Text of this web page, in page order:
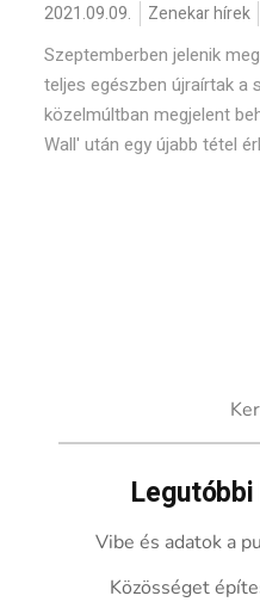
2021.09.09. Zenekar hírek
Szeptemberben jelenik
teljes egészben újraírtak a
közelmúltban megjelent
Wall' után egy újabb tétel
Vibe és adatok a
Közösséget